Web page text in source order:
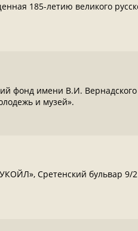
185-летию великого
фонд имени В.И.
и музей».
Сретенский бульвар 9/